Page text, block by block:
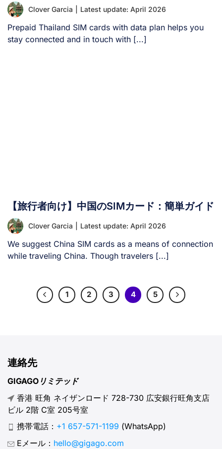
Clover Garcia Latest update: April 2026
Prepaid Thailand SIM cards with data plan helps you
stay connected and in touch with [...]
【旅行者向け】中国のSIMカード：簡単ガイド
Clover Garcia Latest update: April 2026
We suggest China SIM cards as a means of connection
while traveling China. Though travelers [...]
1 2 3 4 5
連絡先
GIGAGOリミテッド
香港 旺角 ネイザンロード 728-730 広安銀行旺角支店
ビル 2階 C室 205号室
携帯電話： +1 657-571-1199 (WhatsApp)
Eメール： hello@gigago.com